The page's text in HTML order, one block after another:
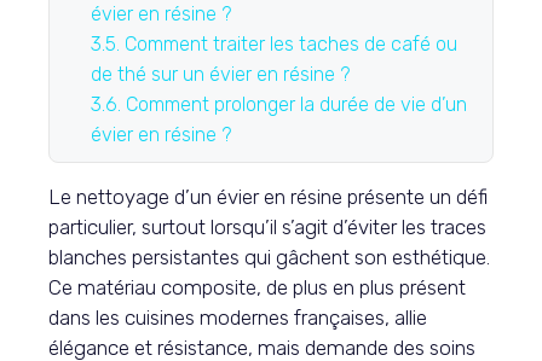
évier en résine ?
3.5. Comment traiter les taches de café ou
de thé sur un évier en résine ?
3.6. Comment prolonger la durée de vie d’un
évier en résine ?
Le nettoyage d’un évier en résine présente un défi
particulier, surtout lorsqu’il s’agit d’éviter les traces
blanches persistantes qui gâchent son esthétique.
Ce matériau composite, de plus en plus présent
dans les cuisines modernes françaises, allie
élégance et résistance, mais demande des soins